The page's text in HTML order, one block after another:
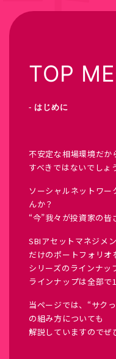
TOP
- はじめに
不安定な相場環境だ
すべきではないでしょ
ソーシャルネットワ
んか？
“今”我々が投資家の皆
SBIアセットマネジメ
だけのポートフォリオ
シリーズのラインナッ
ラインナップは全部で
当ページでは、“サク
の組み方についても
解説していますのでぜ